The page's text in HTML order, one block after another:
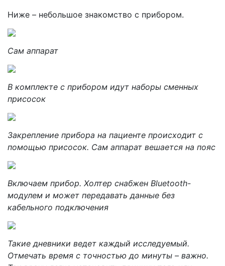
Ниже – небольшое знакомство с прибором.
Сам аппарат
В комплекте с прибором идут наборы сменных
присосок
Закрепление прибора на пациенте происходит с
помощью присосок. Сам аппарат вешается на пояс
Включаем прибор. Холтер снабжен Bluetooth-
модулем и может передавать данные без
кабельного подключения
Такие дневники ведет каждый исследуемый.
Отмечать время с точностью до минуты – важно.